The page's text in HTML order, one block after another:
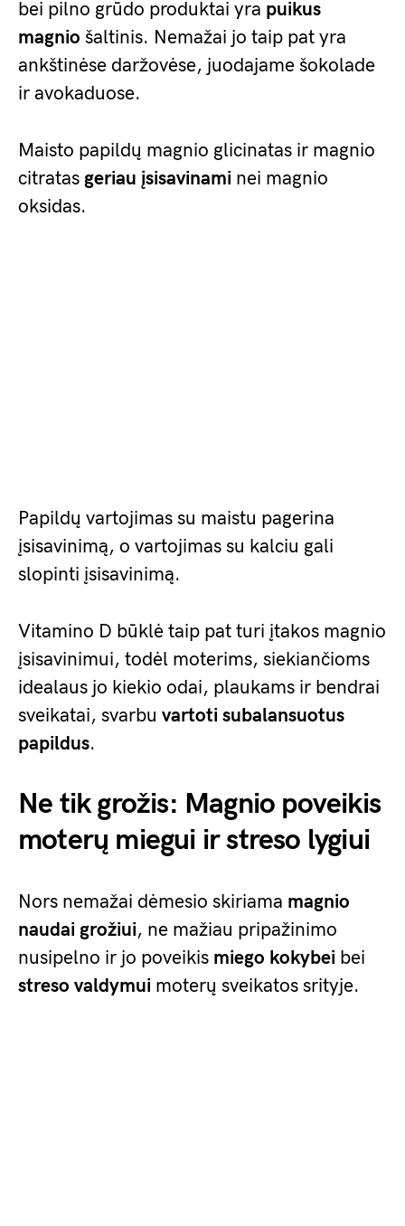
bei pilno grūdo produktai yra puikus
magnio šaltinis. Nemažai jo taip pat yra
ankštinėse daržovėse, juodajame šokolade
ir avokaduose.
Maisto papildų magnio glicinatas ir magnio
citratas geriau įsisavinami nei magnio
oksidas.
Papildų vartojimas su maistu pagerina
įsisavinimą, o vartojimas su kalciu gali
slopinti įsisavinimą.
Vitamino D būklė taip pat turi įtakos magnio
įsisavinimui, todėl moterims, siekiančioms
idealaus jo kiekio odai, plaukams ir bendrai
sveikatai, svarbu vartoti subalansuotus
papildus.
Ne tik grožis: Magnio poveikis
moterų miegui ir streso lygiui
Nors nemažai dėmesio skiriama magnio
naudai grožiui, ne mažiau pripažinimo
nusipelno ir jo poveikis miego kokybei bei
streso valdymui moterų sveikatos srityje.